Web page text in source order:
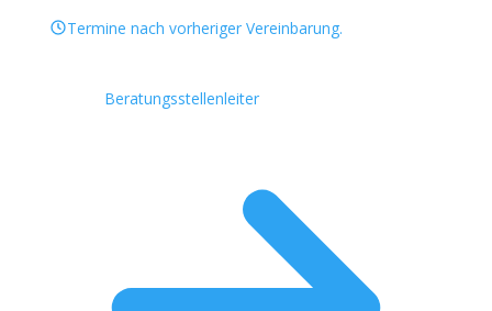
Termine nach vorheriger Vereinbarung.
Beratungsstellenleiter